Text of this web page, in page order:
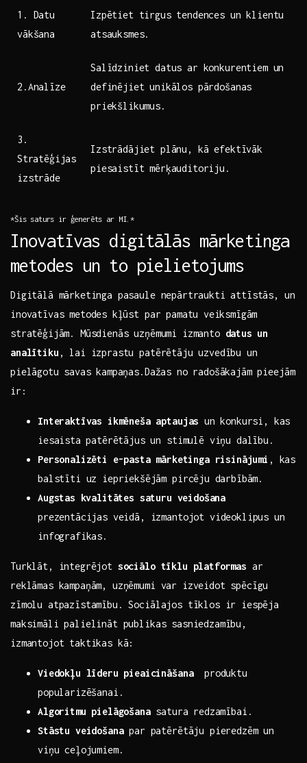
1. Datu
vākšana
Izpētiet tirgus tendences​ un klientu
atsauksmes.
2.Analīze
Salīdziniet datus ar konkurentiem un
definējiet unikālos pārdošanas
priekšlikumus.
3.
⁣Stratēģijas
izstrāde
Izstrādājiet plānu, kā efektīvāk
piesaistīt mērķauditoriju.
*Šis saturs ir ģenerēts ar MI.*
Inovatīvas ‍digitālās mārketinga
metodes un to pielietojums
Digitālā​ mārketinga​ pasaule nepārtraukti attīstās, un
inovatīvas metodes⁢ kļūst par pamatu ⁤veiksmīgām
stratēģijām. Mūsdienās uzņēmumi izmanto datus ⁤un
analītiku , lai izprastu patērētāju uzvedību un
pielāgotu savas ⁢kampaņas.Dažas no radošākajām pieejām
‌ir:
Interaktīvas ikmēneša aptaujas ⁢un ​konkursi, kas
iesaista⁢ patērētājus un stimulē viņu dalību.
Personalizēti ⁣e-pasta mārketinga‌ risinājumi , kas
balstīti ‌uz iepriekšējām pircēju ⁣darbībām.
Augstas⁢ kvalitātes saturu ⁣veidošana
prezentācijas ​veidā, izmantojot videoklipus un
infografikas.
Turklāt, integrējot sociālo tīklu platformas ar
reklāmas kampaņām, uzņēmumi var izveidot spēcīgu
zīmolu ​atpazīstamību. Sociālajos​ tīklos ir iespēja
maksimāli palielināt‌ publikas sasniedzamību,
izmantojot taktikas kā:
Viedokļu līderu pieaicināšana​ produktu
popularizēšanai.
Algoritmu‍ pielāgošana⁢satura‍ redzamībai.
Stāstu veidošanapar patērētāju pieredzēm ‌un
viņu​ ceļojumiem.